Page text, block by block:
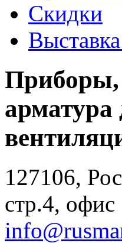
Скидки
Приборы,
арматура
127106,
стр.4,